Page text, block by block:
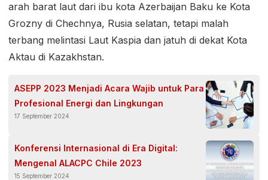
arah barat laut dari ibu kota Azerbaijan Baku ke Kota
Grozny di Chechnya, Rusia selatan, tetapi malah
terbang melintasi Laut Kaspia dan jatuh di dekat Kota
Aktau di Kazakhstan.
ASEPP 2023 Menjadi Acara Wajib untuk Para
Profesional Energi dan Lingkungan
17 September 2024
Konferensi Internasional di Era Digital:
Mengenal ALACPC Chile 2023
15 September 2024